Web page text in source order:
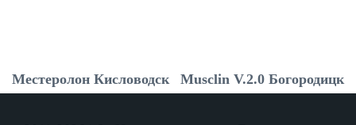
Местеролон Кисловодск Musclin V.2.0 Богородицк